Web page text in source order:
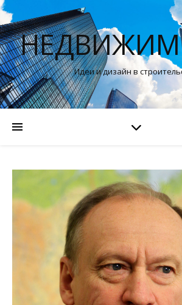
Идеи и дизайн в